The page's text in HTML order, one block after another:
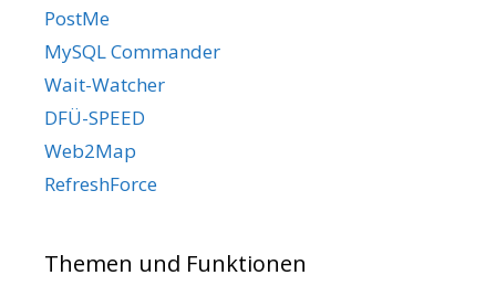
PostMe
MySQL Commander
Wait-Watcher
DFÜ-SPEED
Web2Map
RefreshForce
Themen und Funktionen